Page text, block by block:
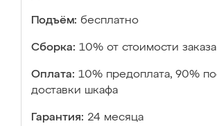
Подъём: бесплатно
Сборка: 10% от стоимости заказа
Оплата: 10% предоплата, 90%
доставки шкафа
Гарантия: 24 месяца